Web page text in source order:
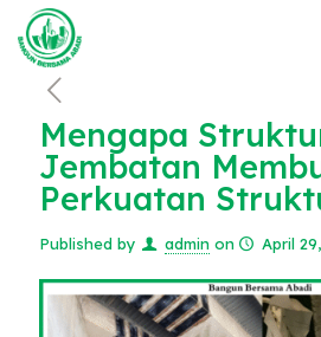
Mengapa
Jembatan
Perkuatan
Published by admin on April